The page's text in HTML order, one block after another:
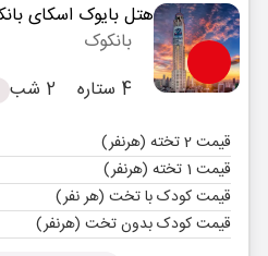
هتل بایوک اسکای
بانکوک
4 ستاره
2 شب
قیمت 2 تخته (هرنفر)
قیمت 1 تخته (هرنفر)
قیمت کودک با تخت (هر نفر)
قیمت کودک بدون تخت (هرنفر)